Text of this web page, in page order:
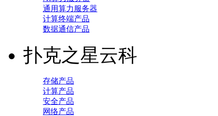
通用算力服务器
计算终端产品
数据通信产品
扑克之星云科
存储产品
计算产品
安全产品
网络产品